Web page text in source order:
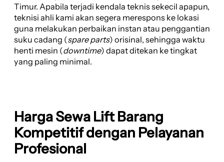
Timur. Apabila terjadi kendala teknis sekecil apapun,
teknisi ahli kami akan segera merespons ke lokasi
guna melakukan perbaikan instan atau penggantian
suku cadang (spare parts) orisinal, sehingga waktu
henti mesin (downtime) dapat ditekan ke tingkat
yang paling minimal.
Harga Sewa Lift Barang
Kompetitif dengan Pelayanan
Profesional